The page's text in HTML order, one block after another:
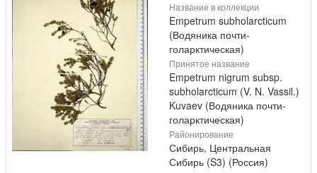
Название в коллекции
Empetrum subholarcticum
(Водяника почти-
голарктическая)
Принятое название
Empetrum nigrum subsp.
subholarcticum (V. N. Vassil.)
Kuvaev (Водяника почти-
голарктическая)
Районирование
Сибирь, Центральная
Сибирь (S3) (Россия)